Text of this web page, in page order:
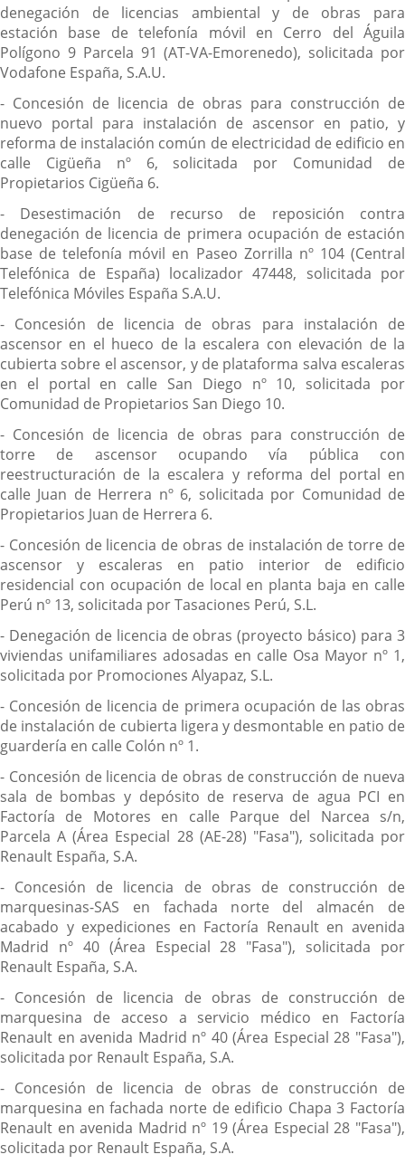
denegación de licencias ambiental y de obras para
estación base de telefonía móvil en Cerro del Águila
Polígono 9 Parcela 91 (AT-VA-Emorenedo), solicitada por
Vodafone España, S.A.U.
- Concesión de licencia de obras para construcción de
nuevo portal para instalación de ascensor en patio, y
reforma de instalación común de electricidad de edificio en
calle Cigüeña nº 6, solicitada por Comunidad de
Propietarios Cigüeña 6.
- Desestimación de recurso de reposición contra
denegación de licencia de primera ocupación de estación
base de telefonía móvil en Paseo Zorrilla nº 104 (Central
Telefónica de España) localizador 47448, solicitada por
Telefónica Móviles España S.A.U.
- Concesión de licencia de obras para instalación de
ascensor en el hueco de la escalera con elevación de la
cubierta sobre el ascensor, y de plataforma salva escaleras
en el portal en calle San Diego nº 10, solicitada por
Comunidad de Propietarios San Diego 10.
- Concesión de licencia de obras para construcción de
torre de ascensor ocupando vía pública con
reestructuración de la escalera y reforma del portal en
calle Juan de Herrera nº 6, solicitada por Comunidad de
Propietarios Juan de Herrera 6.
- Concesión de licencia de obras de instalación de torre de
ascensor y escaleras en patio interior de edificio
residencial con ocupación de local en planta baja en calle
Perú nº 13, solicitada por Tasaciones Perú, S.L.
- Denegación de licencia de obras (proyecto básico) para 3
viviendas unifamiliares adosadas en calle Osa Mayor nº 1,
solicitada por Promociones Alyapaz, S.L.
- Concesión de licencia de primera ocupación de las obras
de instalación de cubierta ligera y desmontable en patio de
guardería en calle Colón nº 1.
- Concesión de licencia de obras de construcción de nueva
sala de bombas y depósito de reserva de agua PCI en
Factoría de Motores en calle Parque del Narcea s/n,
Parcela A (Área Especial 28 (AE-28) "Fasa"), solicitada por
Renault España, S.A.
- Concesión de licencia de obras de construcción de
marquesinas-SAS en fachada norte del almacén de
acabado y expediciones en Factoría Renault en avenida
Madrid nº 40 (Área Especial 28 "Fasa"), solicitada por
Renault España, S.A.
- Concesión de licencia de obras de construcción de
marquesina de acceso a servicio médico en Factoría
Renault en avenida Madrid nº 40 (Área Especial 28 "Fasa"),
solicitada por Renault España, S.A.
- Concesión de licencia de obras de construcción de
marquesina en fachada norte de edificio Chapa 3 Factoría
Renault en avenida Madrid nº 19 (Área Especial 28 "Fasa"),
solicitada por Renault España, S.A.